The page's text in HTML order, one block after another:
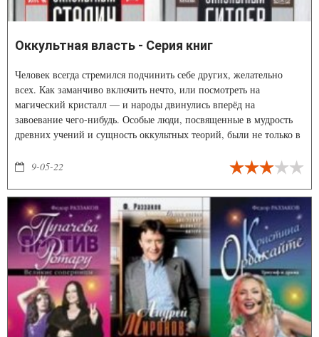
Оккультная власть - Серия книг
Человек всегда стремился подчинить себе других, желательно
всех. Как заманчиво включить нечто, или посмотреть на
магический кристалл — и народы двинулись вперёд на
завоевание чего-нибудь. Особые люди, посвященные в мудрость
древних учений и сущность оккультных теорий, были не только в
тайны из поколения в поколение. Оккультные войны, в которых
они участвуют, продолжаются и теперь, однако не всегда
очевидны их удивительные проявления и последствия.
9-05-22